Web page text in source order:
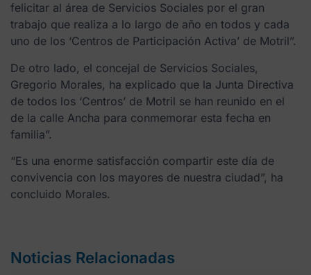
felicitar al área de Servicios Sociales por el gran
trabajo que realiza a lo largo de año en todos y cada
uno de los ‘Centros de Participación Activa’ de Motril”.
De otro lado, el concejal de Servicios Sociales,
Gregorio Morales, ha explicado que la Junta Directiva
de todos los ‘Centros’ de Motril se han reunido en el
de la calle Ancha para conmemorar esta fecha en
familia”.
“Es una enorme satisfacción compartir este día de
convivencia con los mayores de nuestra ciudad”, ha
concluido Morales.
Noticias Relacionadas